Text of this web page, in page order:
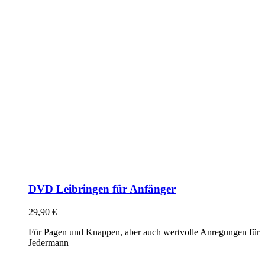
DVD Leibringen für Anfänger
29,90 €
Für Pagen und Knappen, aber auch wertvolle Anregungen für
Jedermann